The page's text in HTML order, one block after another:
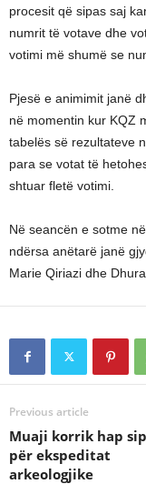
procesit që sipas saj
numrit të votave dhe
votimi më shumë se
Pjesë e animimit janë
në momentin kur KQZ
tabelës së rezultateve
para se votat të
shtuar fletë votimi.
Në seancën e sotme
ndërsa anëtarë janë
Marie Qiriazi dhe
Previous article
Muaji korrik hap
për ekspeditat
arkeologjike